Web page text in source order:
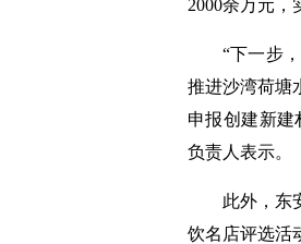
2000余万元，
“下一步，
推进沙湾荷塘
申报创建新建
负责人表示。
此外，东安
饮名店评选活